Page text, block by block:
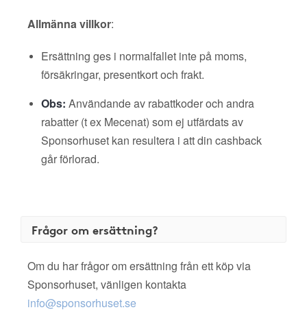
Allmänna villkor:
Ersättning ges i normalfallet inte på moms,
försäkringar, presentkort och frakt.
Obs: Användande av rabattkoder och andra
rabatter (t ex Mecenat) som ej utfärdats av
Sponsorhuset kan resultera i att din cashback
går förlorad.
Frågor om ersättning?
Om du har frågor om ersättning från ett köp via
Sponsorhuset, vänligen kontakta
info@sponsorhuset.se